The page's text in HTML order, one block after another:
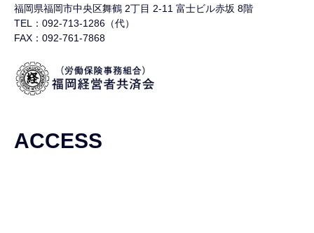
福岡県福岡市中央区舞鶴 2丁目 2-11 富士ビル赤坂 8階
TEL：092-713-1286（代）
FAX：092-761-7868
ACCESS